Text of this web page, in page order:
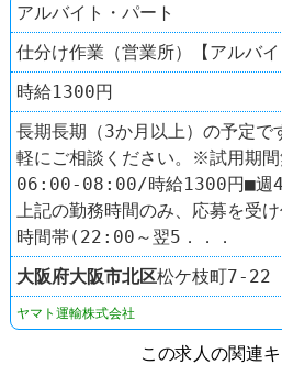
アルバイト・パート
仕分け作業（営業所）【アルバイ
時給1300円
長期長期（3か月以上）の予定
軽にご相談ください。※試用期間
06:00-08:00/時給1300円■週
上記の勤務時間のみ、応募を受
時間帯(22:00～翌5．．．
大阪府大阪市北区松ケ枝町7-22
ヤマト運輸株式会社
この求人の関連